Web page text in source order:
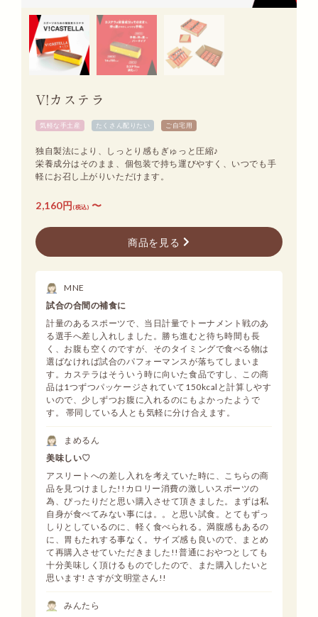
V!カステラ
気軽な手土産 たくさん配りたい ご自宅用
独自製法により、しっとり感もぎゅっと圧縮♪
栄養成分はそのまま、個包装で持ち運びやすく、いつでも手
軽にお召し上がりいただけます。
2,160円 (税込) 〜
商品を見る
MNE
試合の合間の補食に
計量のあるスポーツで、当日計量でトーナメント戦のあ
る選手へ差し入れしました。勝ち進むと待ち時間も長
く、お腹も空くのですが、そのタイミングで食べる物は
選ばなければ試合のパフォーマンスが落ちてしまいま
す。カステラはそういう時に向いた食品ですし、この商
品は1つずつパッケージされていて150kcalと計算しやす
いので、少しずつお腹に入れるのにもよかったようで
す。 帯同している人とも気軽に分け合えます。
まめるん
美味しい♡
アスリートへの差し入れを考えていた時に、こちらの商
品を見つけました!!カロリー消費の激しいスポーツの
為、ぴったりだと思い購入させて頂きました。まずは私
自身が食べてみない事には。。と思い試食。とてもずっ
しりとしているのに、軽く食べられる。満腹感もあるの
に、胃もたれする事なく。サイズ感も良いので、まとめ
て再購入させていただきました!!普通におやつとしても
十分美味しく頂けるものでしたので、また購入したいと
思います! さすが文明堂さん!!
みんたら